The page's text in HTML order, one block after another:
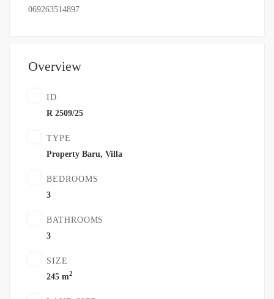
069263514897
Overview
ID
R 2509/25
TYPE
Property Baru, Villa
BEDROOMS
3
BATHROOMS
3
SIZE
245 m2